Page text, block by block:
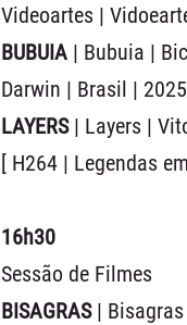
Videoartes |
BUBUIA | Bubuia |
Darwin | Brasil |
LAYERS | Layers |
[ H264 | Legendas
16h30
Sessão de Filmes
BISAGRAS |